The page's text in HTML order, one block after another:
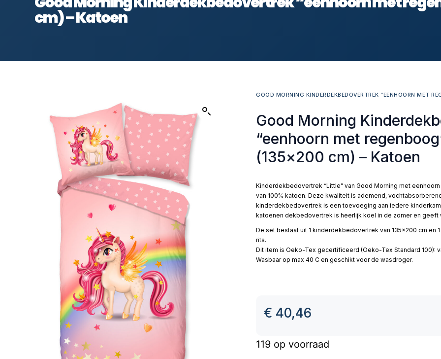
cm) – Katoen
GOOD MORNING KINDERDEKBEDOVERTREK “EENHOORN MET
Good Morning
“eenhoorn met
(135×200 cm) – Katoen
Kinderdekbedovertrek “Little” van Good Morning met
van 100% katoen. Deze kwaliteit is ademend,
kinderdekbedovertrek is een toevoeging aan iedere
katoenen dekbedovertrek is heerlijk koel in de zomer en geeft
De set bestaat uit 1 kinderdekbedovertrek van 135×200 cm en
rits.
Dit item is Oeko-Tex gecertificeerd (Oeko-Tex Standard 100):
Wasbaar op max 40 C en geschikt voor de wasdroger.
€ 40,46
119 op voorraad